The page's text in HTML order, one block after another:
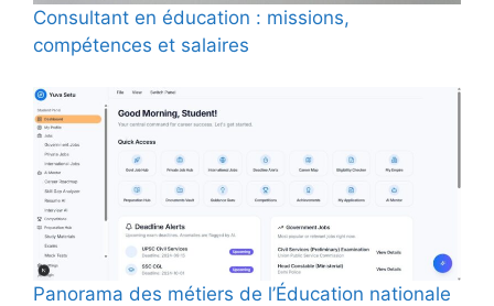
Consultant en éducation : missions,
compétences et salaires
Panorama des métiers de l’Éducation nationale